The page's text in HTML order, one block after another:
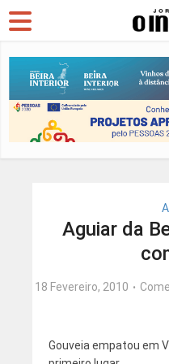
Aguiar da
18 Fevereiro, 2010
Gouveia empatou em